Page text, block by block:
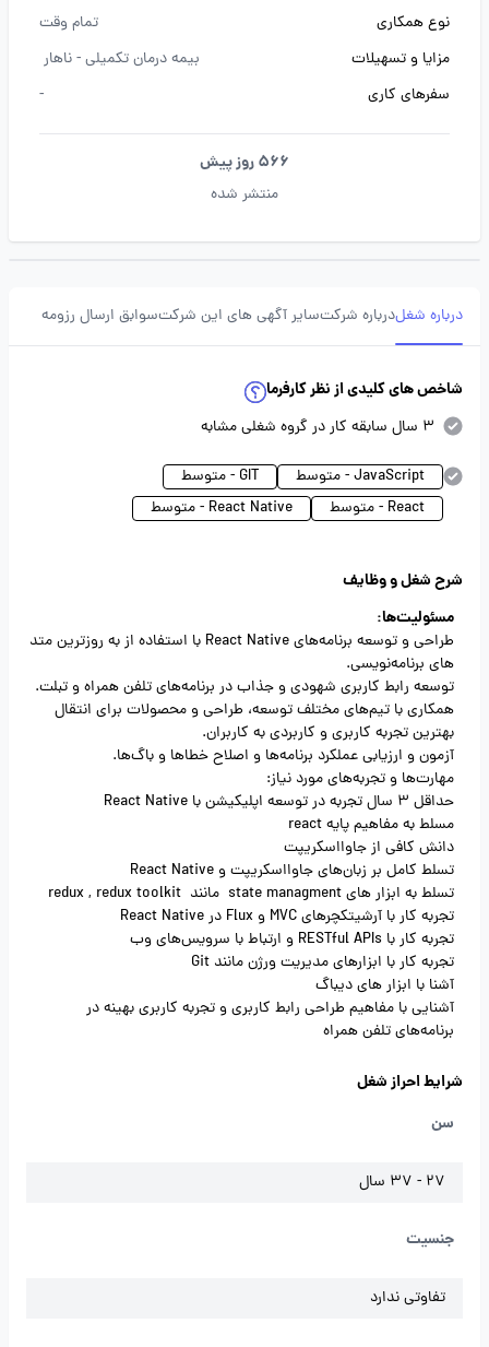
نوع همکاری
تمام وقت
مزایا و تسهیلات
بیمه درمان تکمیلی -ناهار
سفرهای کاری
-
566 روز پیش
منتشر شده
درباره شغلدرباره شرکتسایر آگهی های این شرکتسوابق ارسال رزومه
شاخص های کلیدی از نظر کارفرما
3 سال سابقه کار در گروه شغلی مشابه
JavaScript - متوسط
GIT - متوسط
React - متوسط
React Native - متوسط
شرح شغل و وظایف
مسئولیت‌ها:
طراحی و توسعه برنامه‌های React Native با استفاده از به روزترین متد
های برنامه‌نویسی.
توسعه رابط کاربری شهودی و جذاب در برنامه‌های تلفن همراه و تبلت.
همکاری با تیم‌های مختلف توسعه، طراحی و محصولات برای انتقال
بهترین تجربه کاربری و کاربردی به کاربران.
آزمون و ارزیابی عملکرد برنامه‌ها و اصلاح خطاها و باگ‌ها.
مهارت‌ها و تجربه‌های مورد نیاز:
حداقل 3 سال تجربه در توسعه اپلیکیشن با React Native
مسلط به مفاهیم پایه react
دانش کافی از جاوااسکریپت
تسلط کامل بر زبان‌های جاوااسکریپت و React Native
تسلط به ابزار های state managment مانند redux , redux toolkit
تجربه کار با آرشیتکچرهای MVC و Flux در React Native
تجربه کار با RESTful APIs و ارتباط با سرویس‌های وب
تجربه کار با ابزارهای مدیریت ورژن مانند Git
آشنا با ابزار های دیباگ
آشنایی با مفاهیم طراحی رابط کاربری و تجربه کاربری بهینه در
برنامه‌های تلفن همراه
شرایط احراز شغل
سن
27 - 37 سال
جنسیت
تفاوتی ندارد